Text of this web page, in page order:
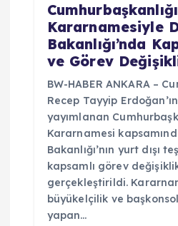
Cumhurbaşkanlığı
Kararnamesiyle
Bakanlığı’nda
ve Görev
BW-HABER ANKARA –
Recep Tayyip
yayımlanan
Kararnamesi
Bakanlığı’nın yurt dışı
kapsamlı görev
gerçekleştirildi.
büyükelçilik ve
yapan…